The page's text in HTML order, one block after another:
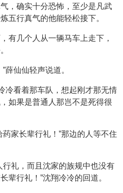
，确实十分恐怖，至少是凡武
五行真气的他能轻松接下。
有几个人从一辆马车上走下，
薛仙仙轻声说道。
冷看着那车队，想起刚才那无情
如果是普通人那岂不是死得很
家长辈行礼！”那边的人等不住
行礼，而且沈家的族规中也没有
辈行礼！”沈翔冷冷的回道。